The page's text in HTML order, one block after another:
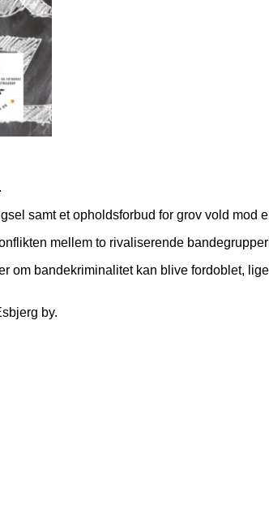
samt et opholdsforbud for grov vold mod
mellem to rivaliserende
bandekriminalitet kan blive fordoblet,
by.